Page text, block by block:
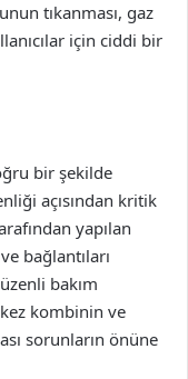
tıkanması, gaz
için ciddi bir
bir şekilde
açısından kritik
yapılan
bağlantıları
bakım
kez kombinin ve
sorunların önüne